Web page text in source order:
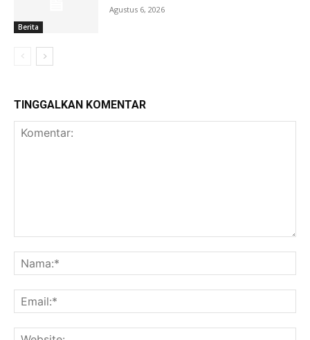
Berita
Agustus 6, 2026
TINGGALKAN KOMENTAR